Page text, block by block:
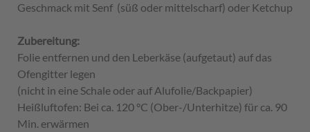
Geschmack mit Senf (süß oder mittelscharf) oder Ketchup
Zubereitung:
Folie entfernen und den Leberkäse (aufgetaut) auf das
Ofengitter legen
(nicht in eine Schale oder auf Alufolie/Backpapier)
Heißluftofen: Bei ca. 120 °C (Ober-/Unterhitze) für ca. 90
Min. erwärmen